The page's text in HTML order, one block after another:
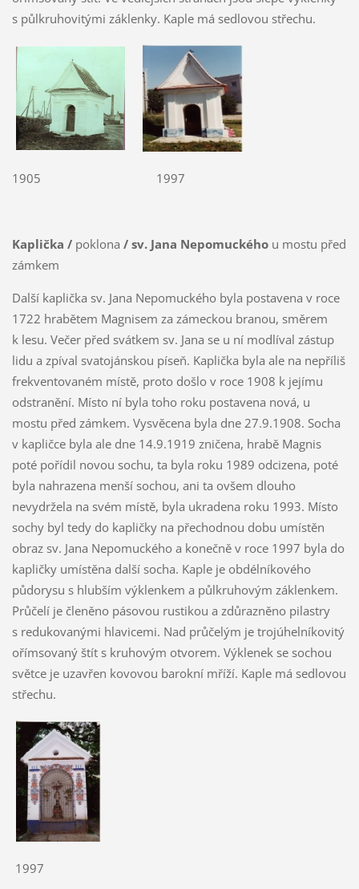
s půlkruhovitými záklenky. Kaple má sedlovou střechu.
1905 1997
Kaplička / poklona / sv. Jana Nepomuckéhou mostu před
zámkem
Další kaplička sv. Jana Nepomuckého byla postavena v roce
1722 hrabětem Magnisem za zámeckou branou, směrem
k lesu. Večer před svátkem sv. Jana se u ní modlíval zástup
lidu a zpíval svatojánskou píseň. Kaplička byla ale na nepříliš
frekventovaném místě, proto došlo v roce 1908 k jejímu
odstranění. Místo ní byla toho roku postavena nová, u
mostu před zámkem. Vysvěcena byla dne 27.9.1908. Socha
v kapličce byla ale dne 14.9.1919 zničena, hrabě Magnis
poté pořídil novou sochu, ta byla roku 1989 odcizena, poté
byla nahrazena menší sochou, ani ta ovšem dlouho
nevydržela na svém místě, byla ukradena roku 1993. Místo
sochy byl tedy do kapličky na přechodnou dobu umístěn
obraz sv. Jana Nepomuckého a konečně v roce 1997 byla do
kapličky umístěna další socha. Kaple je obdélníkového
půdorysu s hlubším výklenkem a půlkruhovým záklenkem.
Průčelí je členěno pásovou rustikou a zdůrazněno pilastry
s redukovanými hlavicemi. Nad průčelým je trojúhelníkovitý
ořímsovaný štít s kruhovým otvorem. Výklenek se sochou
světce je uzavřen kovovou barokní mříží. Kaple má sedlovou
střechu.
1997